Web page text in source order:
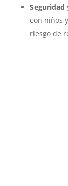
Seguridad
con niños
riesgo de